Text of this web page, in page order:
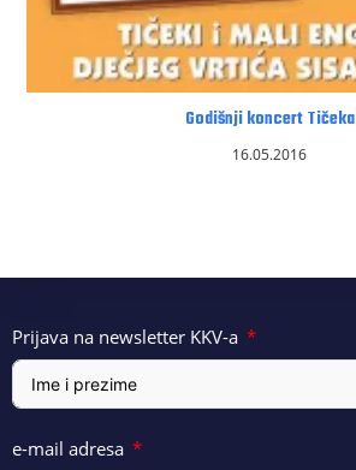
Godišnji koncert Tičeka
16.05.2016
Prijava na newsletter KKV-a
e-mail adresa